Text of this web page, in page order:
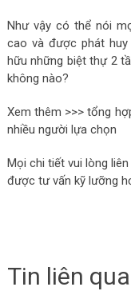
Như vậy có thể nói
cao và được phát
hữu những biệt thự 2
không nào?
Xem thêm >>> tổng
nhiều người lựa chọn
Mọi chi tiết vui lòng
được tư vấn kỹ lưỡng
Tin liên